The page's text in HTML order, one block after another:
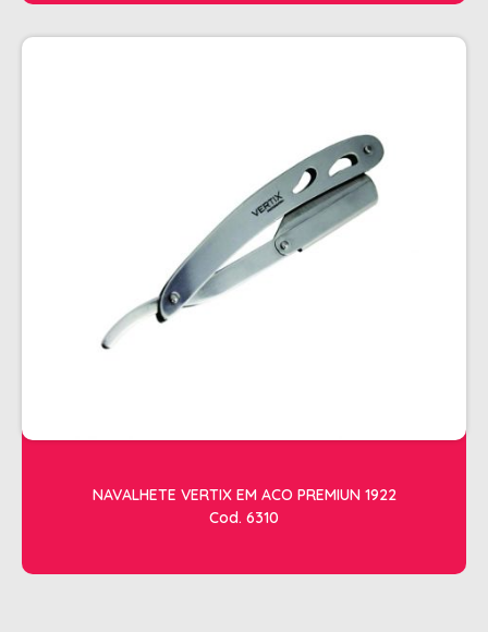
NAVALHETE VERTIX EM ACO PREMIUN 1922
Cod. 6310